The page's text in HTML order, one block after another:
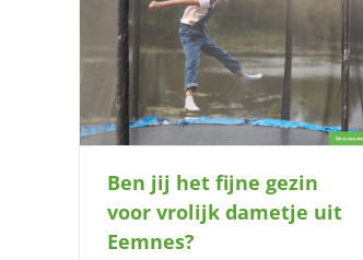
Ben jij het fijne gezin
voor vrolijk dametje uit
Eemnes?
Enthousiast meisje zoekt gezellig
speelkameraadje